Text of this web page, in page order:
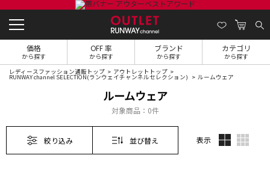
価格
から探す
OFF 率
から探す
ブランド
から探す
カテゴリ
から探す
レディースファッション通販トップ アウトレットトップ
RUNWAY channel SELECTION(ランウェイチャンネルセレクション) ルームウェア
ルームウェア
対象商品： 0件
絞り込み 並び替え 表示